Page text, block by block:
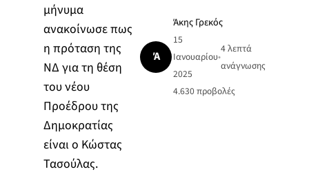
μήνυμα
ανακοίνωσε πως
η πρόταση της
ΝΔ για τη θέση
του νέου
Προέδρου της
Δημοκρατίας
είναι ο Κώστας
Τασούλας.
Ά
Άκης Γρεκός
15
Ιανουαρίου
2025
•
4 λεπτά
ανάγνωσης
4.630προβολές